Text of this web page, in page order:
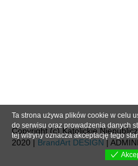
Copyright (c) Katolickie
2020 | BrandArt DESIGN |
Ta strona używa plików cookie w celu
do serwisu oraz prowadzenia danych
tej witryny oznacza akceptację tego